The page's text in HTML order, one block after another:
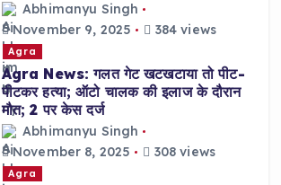
Abhimanyu Singh
November 9, 2025
384 views
Agra
Agra News: गलत गेट खटखटाया तो पीट-
पीटकर हत्या; ऑटो चालक की इलाज के दौरान
मौत; 2 पर केस दर्ज
Abhimanyu Singh
November 8, 2025
308 views
Agra